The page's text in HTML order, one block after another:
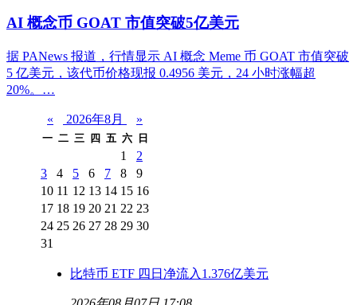
AI 概念币 GOAT 市值突破5亿美元
据 PANews 报道，行情显示 AI 概念 Meme 币 GOAT 市值突破
5 亿美元，该代币价格现报 0.4956 美元，24 小时涨幅超
20%。…
« 2026年8月 »
一 二 三 四 五 六 日
1
2
3
4 5 6 7 8
9
10 11 12 13 14 15 16
17 18 19 20 21 22 23
24 25 26 27 28 29 30
31
比特币 ETF 四日净流入1.376亿美元